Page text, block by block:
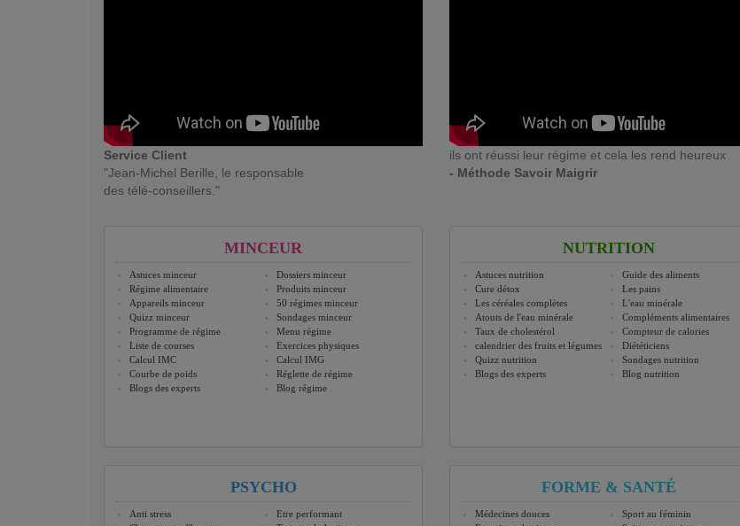
Service Client
"Jean-Michel Berille, le responsable
des télé-conseillers."
ils ont réussi leur régime et cela les rend heureux
- Méthode Savoir Maigrir
MINCEUR
Astuces minceur
Dossiers minceur
Régime alimentaire
Produits minceur
Appareils minceur
50 régimes minceur
Quizz minceur
Sondages minceur
Programme de régime
Menu régime
Liste de courses
Exercices physiques
Calcul IMC
Calcul IMG
Courbe de poids
Réglette de régime
Blogs des experts
Blog régime
NUTRITION
Astuces nutrition
Guide des aliments
Cure détox
Les pains
Les céréales complètes
L'eau minérale
Atouts de l'eau minérale
Compléments alimentaires
Taux de cholestérol
Compteur de calories
calendrier des fruits et légumes
Diététiciens
Quizz nutrition
Sondages nutrition
Blogs des experts
Blog nutrition
PSYCHO
Anti stress
Etre performant
FORME & SANTÉ
Médecines douces
Sport au féminin